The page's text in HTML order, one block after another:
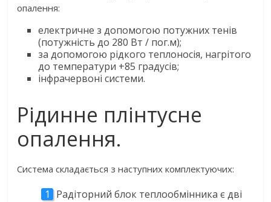
опалення:
електричне з допомогою потужних тенів
(потужність до 280 Вт / пог.м);
за допомогою рідкого теплоносія, нагрітого
до температури +85 градусів;
інфрачервоні системи.
Рідинне плінтусне
опалення.
Система складається з наступних комплектуючих:
Радіторний блок теплообмінника є дві